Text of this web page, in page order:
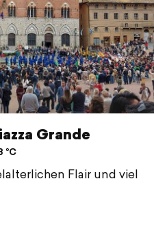
Grande
°C
Flair und viel